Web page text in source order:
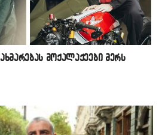
მოქალაქეები მერს